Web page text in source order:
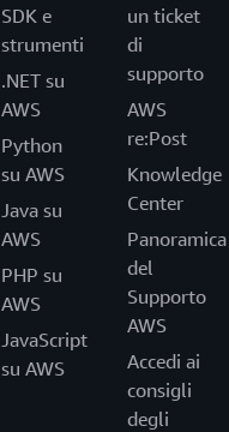
SDK e
strumenti
.NET su
AWS
Python
su AWS
Java su
AWS
PHP su
AWS
JavaScript
su AWS
un ticket
di
supporto
AWS
re:Post
Knowledge
Center
Panoramica
del
Supporto
AWS
Accedi ai
consigli
degli